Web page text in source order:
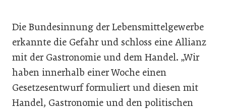
Die Bundesinnung der Lebensmittelgewerbe
erkannte die Gefahr und schloss eine Allianz
mit der Gastronomie und dem Handel. „Wir
haben innerhalb einer Woche einen
Gesetzesentwurf formuliert und diesen mit
Handel, Gastronomie und den politischen